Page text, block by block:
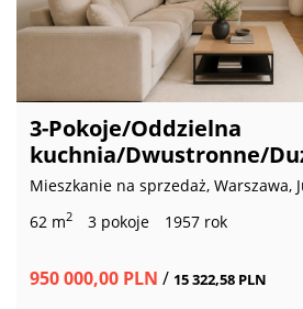
3-Pokoje/Oddzielna
kuchnia/Dwustronne/
Mieszkanie na sprzedaż, Warszawa,
62 m2 3 pokoje 1957 rok
950 000,00 PLN / 15 322,58 PLN